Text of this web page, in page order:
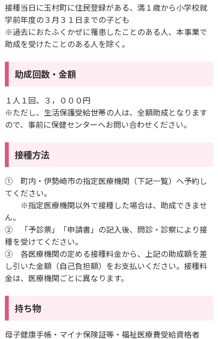
接種当日に玉村町に住民登録がある、満１歳から小学校就
学前年度の３月３１日までの子ども
※過去におたふくかぜに罹患したことのある人、本事業で
助成を受けたことのある人を除く。
助成回数・金額
１人１回、３，０００円
※ただし、生活保護受給世帯の人は、全額助成となります
ので、事前に保健センターへお問い合わせください。
接種方法
① 町内・伊勢崎市の指定医療機関（下記一覧）へ予約し
てください。
※指定医療機関以外で接種した場合は、助成できませ
ん。
② 「予診票」「申請書」の記入後、問診・診察により接
種を受けてください。
③ 各医療機関の定める接種料金から、上記の助成額を差
し引いた金額（自己負担額）をお支払いください。接種料
金は、医療機関ごとに異なります。
持ち物
母子健康手帳・マイナ保険証等・福祉医療費受給資格者